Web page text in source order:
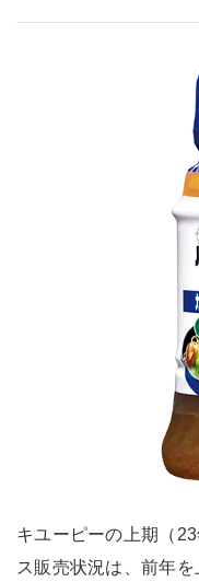
キユーピーの上期（
ス販売状況は、前年